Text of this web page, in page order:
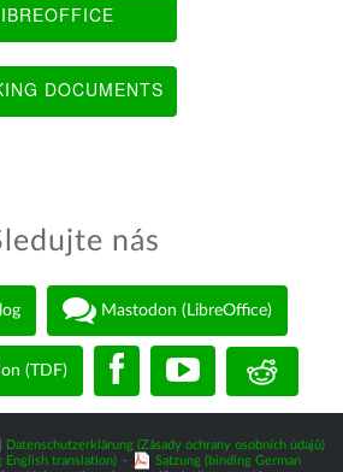
DOCUMENTS
nás
Mastodon (LibreOffice)
(TDF)
Datenschutzerklärung (Zásady ochrany osobních údajů)
English translation) -
Satzung (binding German